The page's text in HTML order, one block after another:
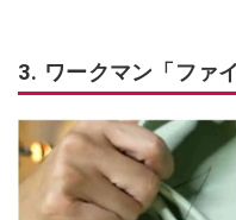
3. ワークマン「ファ